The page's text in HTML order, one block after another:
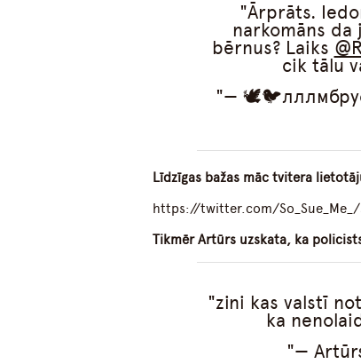
Ārprāts.
narkomāns
bērnus? Laiks
cik tālu
—
Līdzīgas bažas māc tvitera
https://twitter.com/
Tikmēr Artūrs uzskata, ka
zini kas valstī
ka
—